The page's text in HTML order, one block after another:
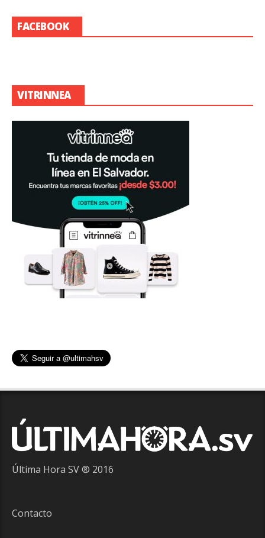
FACEBOOK
VITRINNEA
Última Hora SV ® 2016
Contacto